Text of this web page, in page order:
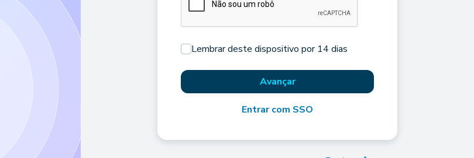
Lembrar deste dispositivo por 14 dias
Avançar
Entrar com SSO